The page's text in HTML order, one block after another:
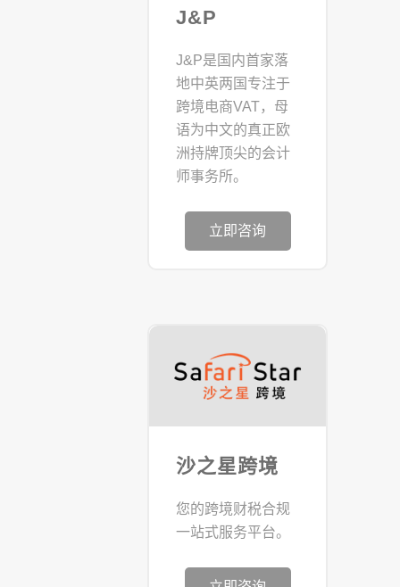
J&P
J&P是国内首家落
地中英两国专注于
跨境电商VAT，母
语为中文的真正欧
洲持牌顶尖的会计
师事务所。
立即咨询
沙之星跨境
您的跨境财税合规
一站式服务平台。